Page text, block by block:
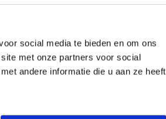
social media te bieden en om ons
met onze partners voor social
andere informatie die u aan ze heeft